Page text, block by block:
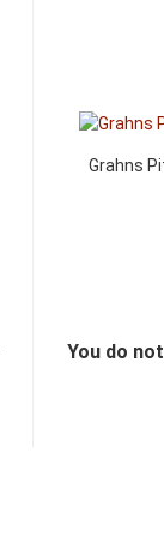
Grahns
You do